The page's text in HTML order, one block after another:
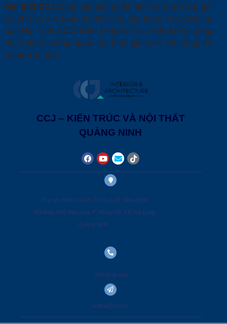
Nội thất CCJ cung cấp sản phẩm Bàn cà phê Tulip gỗ
óc chó và các loại nội thất cao cấp khác. Các dịch vụ
của Nội Thất CCJ: Thiết kế kiến trúc, thiết kế thi công
nội thất, thi công ngoại nội thất, giám sát thi công, thi
công trọn gói
CCJ – KIẾN TRÚC VÀ NỘI THẤT
QUẢNG NINH
Trụ sở chính: Lô A8, Ô 31 và 32, Khu đô thị
MonBay, Phố Hải Long, P. Hồng Hải, TP. Hạ Long,
Quảng Ninh
093.8598.666
noithat@ccj.vn